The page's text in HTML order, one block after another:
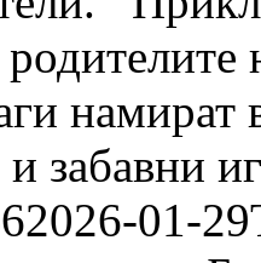
намират
забавни
2026-01-